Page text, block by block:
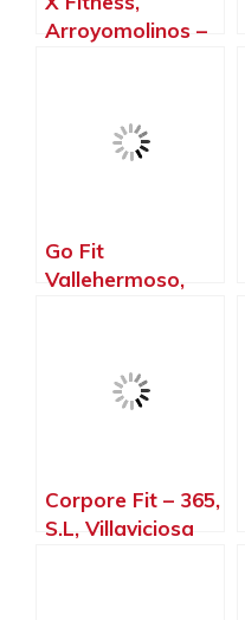
Arroyomolinos –
Go Fit
Vallehermoso,
Corpore Fit – 365,
S.L, Villaviciosa